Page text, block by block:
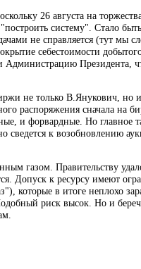
26 августа на
систему". Стало
не справляется (тут мы
себестоимости
Президента,
не только В.Янукович, но
распоряжения сначала на
и форвардные. Но главное
сведется к возобновлению
газом. Правительству
Допуск к ресурсу имеют
которые в итоге неплохо
риск высок. Но и